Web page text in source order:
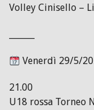
Volley Cinisello –
Venerdì 29/5/
21.00
U18 rossa Torneo